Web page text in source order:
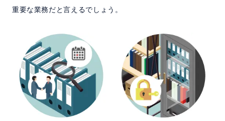
重要な業務だと言えるでしょう。